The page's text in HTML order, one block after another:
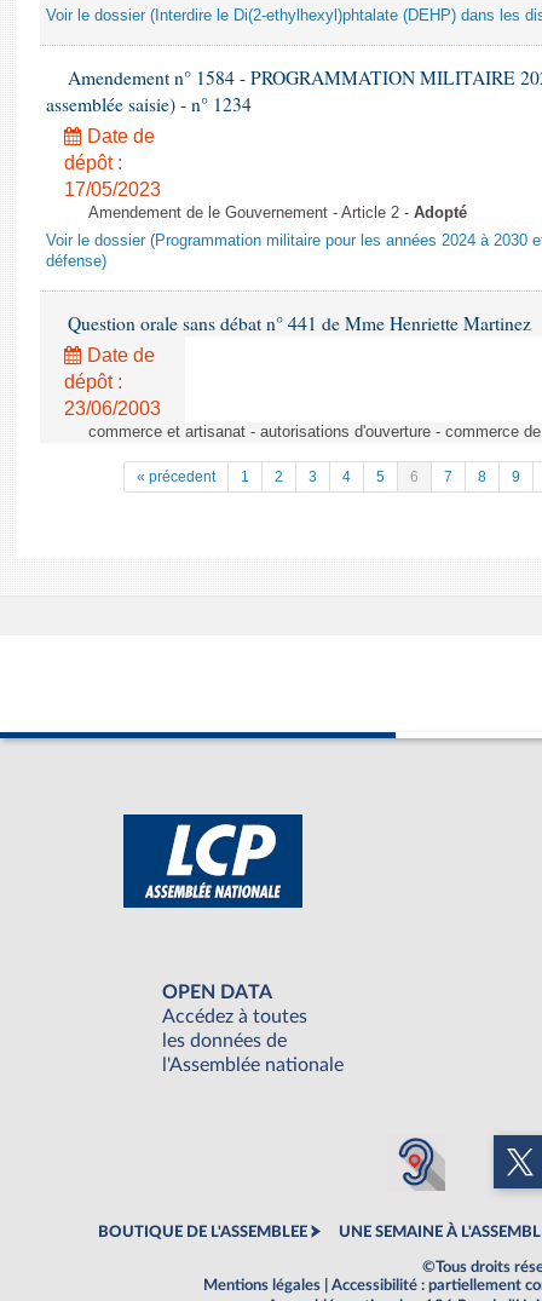
Voir le dossier (Interdire le Di(2-ethylhexyl)phtalate (DEHP) dans les
Amendement n° 1584 - PROGRAMMATION MILITAIRE
assemblée saisie) - n° 1234
Date de
dépôt :
17/05/2023
Amendement de le Gouvernement - Article 2 - Adopté
Voir le dossier (Programmation militaire pour les années 2024 à 2030
défense)
Question orale sans débat n° 441 de Mme Henriette Martinez
Date de
dépôt :
23/06/2003
commerce et artisanat - autorisations d'ouverture - commerce
« précedent 1 2 3 4 5 6 7 8 9
OPEN DATA
Accédez à toutes
les données de
l'Assemblée nationale
BOUTIQUE DE L'ASSEMBLEE UNE SEMAINE À
©Tous droits
Mentions légales
Accessibilité : partiellement